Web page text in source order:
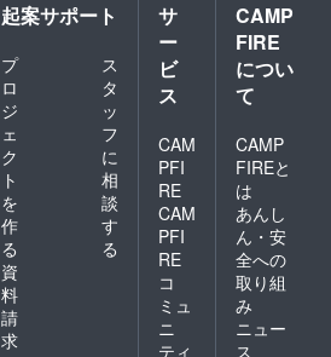
起案サポート
プ
ロ
ジ
ェ
ク
ト
を
作
る
ス
タ
ッ
フ
に
相
談
す
る
資
料
請
求
サ
ー
ビ
ス
CAM
PFI
RE
CAM
PFI
RE
コ
ミュ
ニ
ティ
CAMP
FIRE
につい
て
CAMP
FIREと
は
あんし
ん・安
全への
取り組
み
ニュー
ス